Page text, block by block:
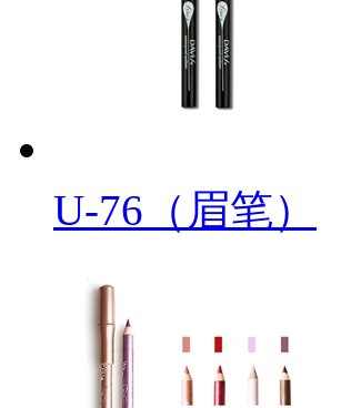
U-76（眉笔）